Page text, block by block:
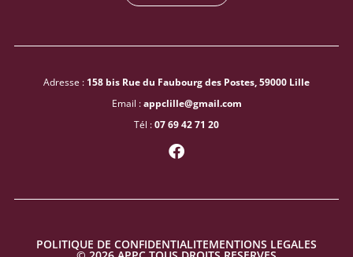
Adresse : 158 bis Rue du Faubourg des Postes, 59000 Lille
Email :appclille@gmail.com
Tél :07 69 42 71 20
F
a
b
o
k
POLITIQUE DE CONFIDENTIALITEMENTIONS LEGALES